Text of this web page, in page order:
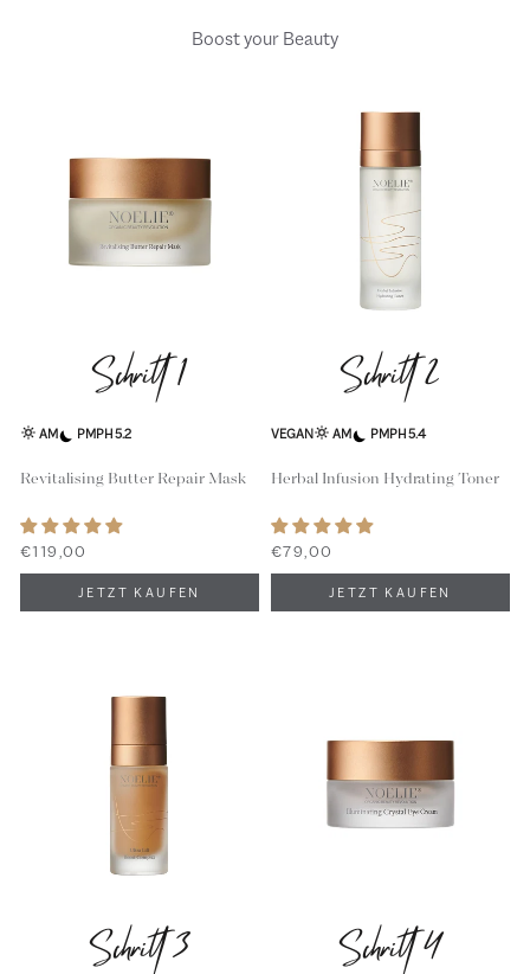
Boost your Beauty
Schritt 1
AM PMPH 5.2
Revitalising Butter Repair Mask
€119,00
Schritt 2
VEGAN AM PMPH 5.4
Herbal Infusion Hydrating Toner
€79,00
Schritt 3 Schritt 4